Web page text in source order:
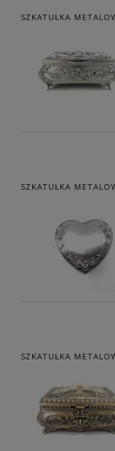
SZKATUŁKA
SZKATUŁKA
SZKATUŁKA